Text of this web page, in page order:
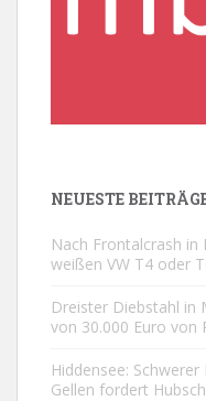
NEUESTE
Nach Frontalcrash in
weißen VW T4 oder
Dreister Diebstahl in
von 30.000 Euro von
Hiddensee:
Gellen fordert